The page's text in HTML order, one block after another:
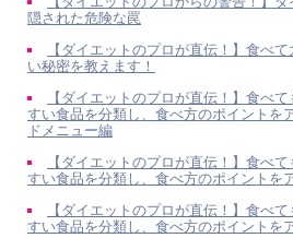
隠された危険な罠
【ダイエットのプロが直伝！】食べ
い秘密を教えます！
【ダイエットのプロが直伝！】食べ
すい食品を分類し、食べ方のポイント
ドメニュー編
【ダイエットのプロが直伝！】食べ
すい食品を分類し、食べ方のポイント
【ダイエットのプロが直伝！】食べ
すい食品を分類し、食べ方のポイント